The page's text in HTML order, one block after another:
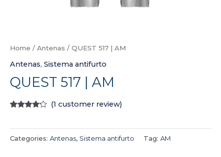
Home / Antenas / QUEST 517 | AM
Antenas, Sistema antifurto
QUEST 517 | AM
of 5
based
on
(1 customer review)
Categories: Antenas, Sistema antifurto Tag: AM